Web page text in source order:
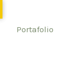
Portafolio